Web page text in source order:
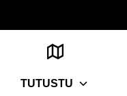
TUTUSTU